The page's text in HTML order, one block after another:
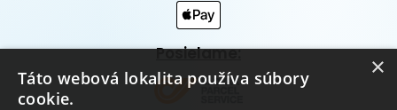
Posielame: ×
Táto webová lokalita používa súbory
cookie.